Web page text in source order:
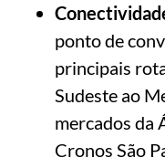
ponto de
principais
Sudeste ao
mercados da
Cronos São